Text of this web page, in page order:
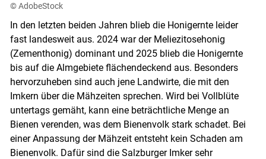
© AdobeStock
In den letzten beiden Jahren blieb die Honigernte leider
fast landesweit aus. 2024 war der Meliezitosehonig
(Zementhonig) dominant und 2025 blieb die Honigernte
bis auf die Almgebiete flächendeckend aus. Besonders
hervorzuheben sind auch jene Landwirte, die mit den
Imkern über die Mähzeiten sprechen. Wird bei Vollblüte
untertags gemäht, kann eine beträchtliche Menge an
Bienen verenden, was dem Bienenvolk stark schadet. Bei
einer Anpassung der Mähzeit entsteht kein Schaden am
Bienenvolk. Dafür sind die Salzburger Imker sehr